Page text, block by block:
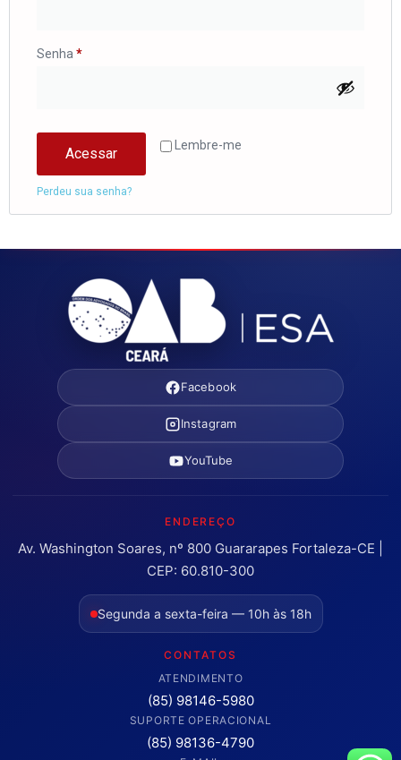
Senha *
Lembre-me
Acessar
Perdeu sua senha?
Facebook
Instagram
YouTube
ENDEREÇO
Av. Washington Soares, nº 800 Guararapes Fortaleza-CE |
CEP: 60.810-300
Segunda a sexta-feira — 10h às 18h
CONTATOS
ATENDIMENTO
(85) 98146-5980
SUPORTE OPERACIONAL
(85) 98136-4790